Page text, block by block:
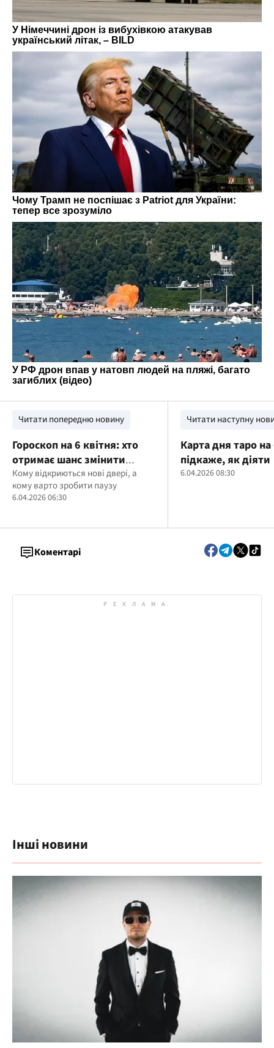
Читати попередню новину
Гороскоп на 6 квітня: хто
отримає шанс змінити
життя, а кому доведеться
стримати емоції
Кому відкриються нові двері, а
кому варто зробити паузу
6.04.2026 06:30
Читати наступну
Карта дня таро на
підкаже, як діяти
6.04.2026 08:30
Коментарі
Інші новини